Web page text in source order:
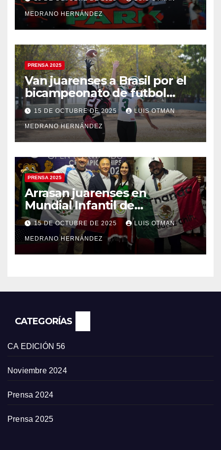
MEDRANO HERNÁNDEZ
PRENSA 2025
Van juarenses a Brasil por el
bicampeonato de futbol
americano
15 DE OCTUBRE DE 2025 LUIS OTMAN
MEDRANO HERNÁNDEZ
PRENSA 2025
Arrasan juarenses en
Mundial Infantil de
Taekwondo
15 DE OCTUBRE DE 2025 LUIS OTMAN
MEDRANO HERNÁNDEZ
CATEGORÍAS
CA EDICIÓN 56
Noviembre 2024
Prensa 2024
Prensa 2025